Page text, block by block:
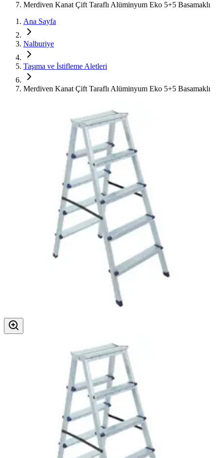
Merdiven Kanat Çift Taraflı Alüminyum Eko 5+5 Basamaklı
Ana Sayfa
Nalburiye
Taşıma ve İstifleme Aletleri
Merdiven Kanat Çift Taraflı Alüminyum Eko 5+5 Basamaklı